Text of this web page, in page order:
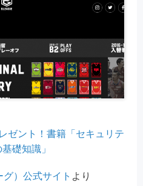
ゼント！書籍「セキュリテ
礎知識」
）公式サイト より